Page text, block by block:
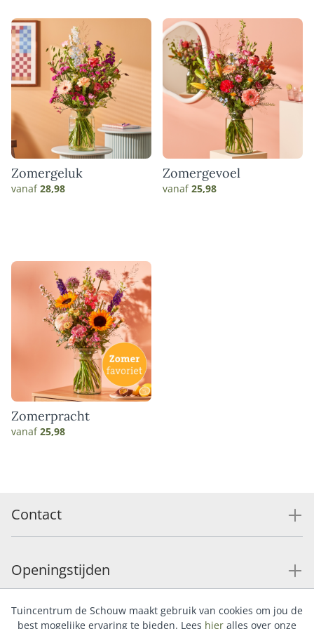
Zomergeluk
vanaf28,98
Zomergevoel
vanaf25,98
Zomerpracht
vanaf25,98
Contact
Openingstijden
Service
Tuincentrum de Schouw maakt gebruik van cookies om jou de
best mogelijke ervaring te bieden. Lees hier alles over onze